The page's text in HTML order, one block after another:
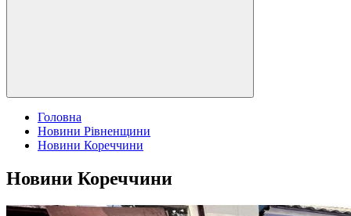
Головна
Новини Рівненщини
Новини Кореччини
Новини Кореччини